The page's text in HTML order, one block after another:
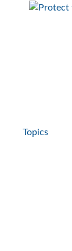
Topics